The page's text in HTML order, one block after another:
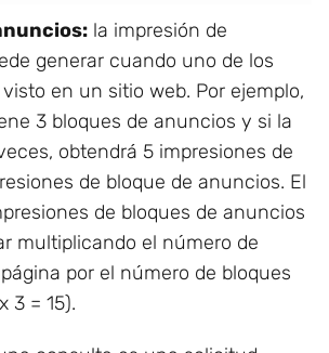
la impresión de
generar cuando uno de los
en un sitio web. Por ejemplo,
3 bloques de anuncios y si la
obtendrá 5 impresiones de
de bloque de anuncios. El
de bloques de anuncios
multiplicando el número de
por el número de bloques
3 = 15).